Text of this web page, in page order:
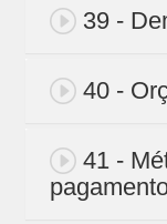
39 -
40 -
41 -